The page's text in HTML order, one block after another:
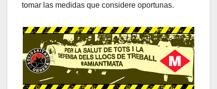
tomar las medidas que considere oportunas.